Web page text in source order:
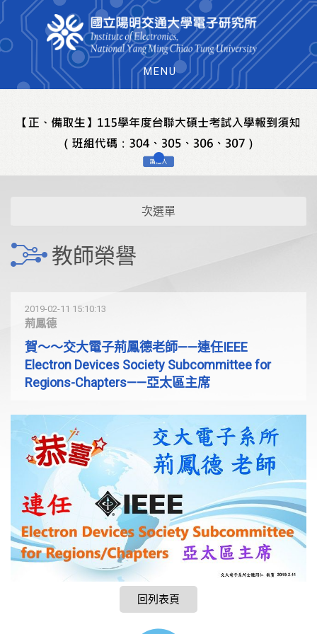
MENU
次選單
教師榮譽
2019-02-11 15:10:13
荊鳳德
賀～～交大電子荊鳳德老師——連任IEEE
Electron Devices Society Subcommittee for
Regions-Chapters——亞太區主席
回列表頁